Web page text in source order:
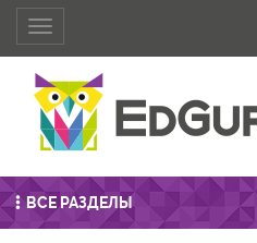
Toggle
navigation
ВСЕ РАЗДЕЛЫ